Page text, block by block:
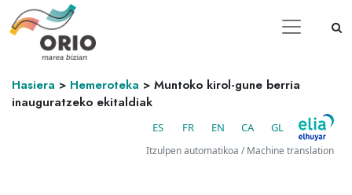
Hasiera > Hemeroteka > Muntoko kirol-gune berria
inauguratzeko ekitaldiak
ES FR EN CA GL
Itzulpen automatikoa / Machine translation